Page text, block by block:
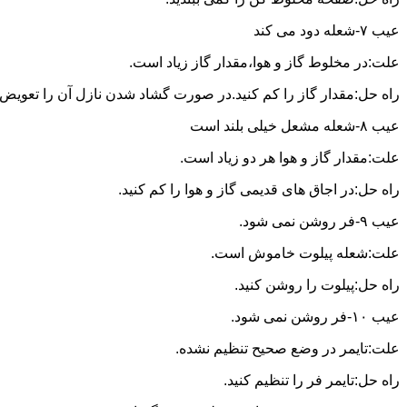
عیب ۷-شعله دود می کند
علت:در مخلوط گاز و هوا،مقدار گاز زیاد است.
راه حل:مقدار گاز را کم کنید.در صورت گشاد شدن نازل آن را تعویض
عیب ۸-شعله مشعل خیلی بلند است
علت:مقدار گاز و هوا هر دو زیاد است.
راه حل:در اجاق های قدیمی گاز و هوا را کم کنید.
عیب ۹-فر روشن نمی شود.
علت:شعله پیلوت خاموش است.
راه حل:پیلوت را روشن کنید.
عیب ۱۰-فر روشن نمی شود.
علت:تایمر در وضع صحیح تنظیم نشده.
راه حل:تایمر فر را تنظیم کنید.